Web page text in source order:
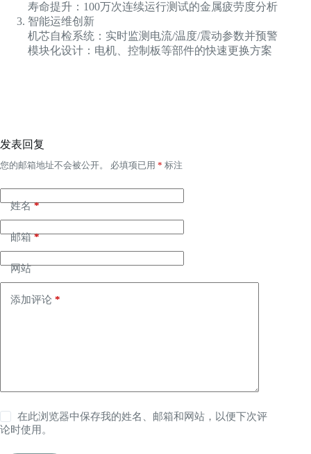
寿命提升：100万次连续运行测试的金属疲劳度分析
智能运维创新
机芯自检系统：实时监测电流/温度/震动参数并预警
模块化设计：电机、控制板等部件的快速更换方案
发表回复
您的邮箱地址不会被公开。 必填项已用 * 标注
姓名*
邮箱*
网站
添加评论 *
在此浏览器中保存我的姓名、邮箱和网站，以便下次评
论时使用。